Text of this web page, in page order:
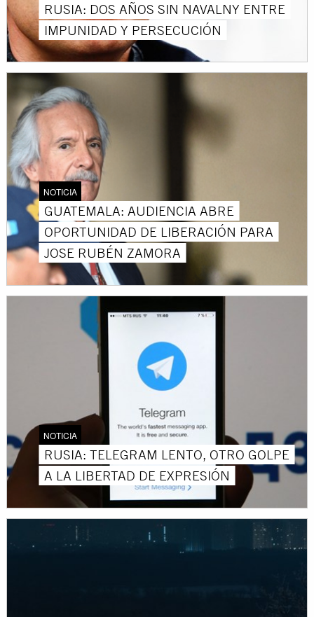
RUSIA: DOS AÑOS SIN NAVALNY ENTRE
IMPUNIDAD Y PERSECUCIÓN
NOTICIA
GUATEMALA: AUDIENCIA ABRE
OPORTUNIDAD DE LIBERACIÓN PARA
JOSE RUBÉN ZAMORA
NOTICIA
RUSIA: TELEGRAM LENTO, OTRO GOLPE
A LA LIBERTAD DE EXPRESIÓN